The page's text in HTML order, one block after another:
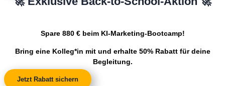
Spare 880 € beim KI-Marketing-Bootcamp!
Bring eine Kolleg*in mit und erhalte 50% Rabatt für deine
Begleitung.
Jetzt Rabatt sichern